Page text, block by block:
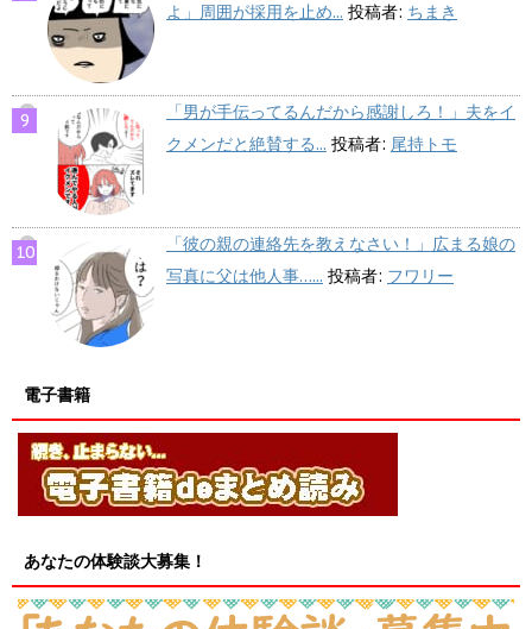
よ」周囲が採用を止め... 投稿者: ちまき
「男が手伝ってるんだから感謝しろ！」夫をイ
クメンだと絶賛する... 投稿者: 尾持トモ
「彼の親の連絡先を教えなさい！」広まる娘の
写真に父は他人事…... 投稿者: フワリー
電子書籍
あなたの体験談大募集！